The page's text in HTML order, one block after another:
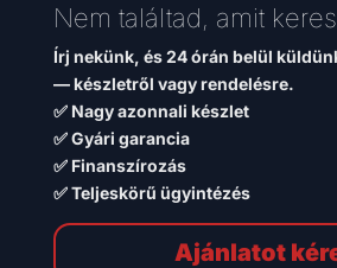
Nem találtad, amit
Írj nekünk, és 24 órán belül
— készletről vagy rendelésre.
✅ Nagy azonnali készlet
✅ Gyári garancia
✅ Finanszírozás
✅ Teljeskörű ügyintézés
Ajánlatot